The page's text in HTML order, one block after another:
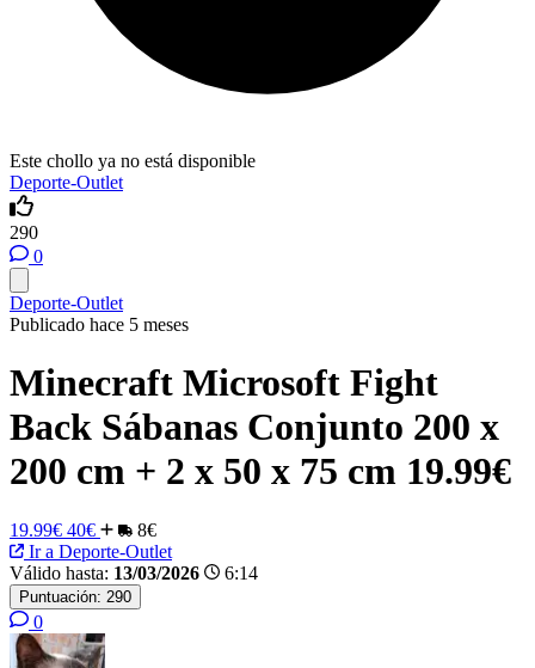
Este chollo ya no está disponible
Deporte-Outlet
290
0
Deporte-Outlet
Publicado hace 5 meses
Minecraft Microsoft Fight
Back Sábanas Conjunto 200 x
200 cm + 2 x 50 x 75 cm 19.99€
19.99€ 40€
8€
Ir a Deporte-Outlet
Válido hasta: 13/03/2026 6:14
Puntuación: 290
0